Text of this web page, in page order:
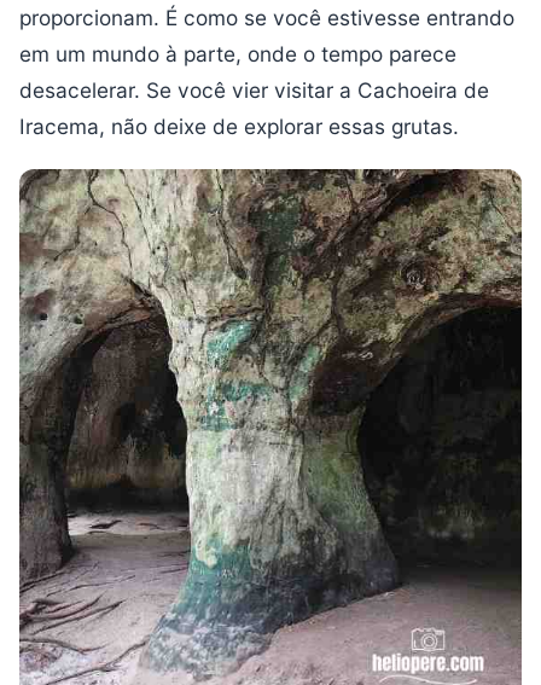
proporcionam. É como se você estivesse entrando
em um mundo à parte, onde o tempo parece
desacelerar. Se você vier visitar a Cachoeira de
Iracema, não deixe de explorar essas grutas.